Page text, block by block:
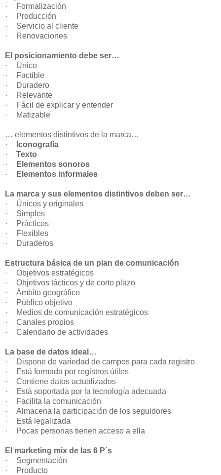
·
Formalización
·
Producción
·
Servicio al cliente
·
Renovaciones
El posicionamiento debe ser…
·
Único
·
Factible
·
Duradero
·
Relevante
·
Fácil de explicar y entender
·
Matizable
… elementos distintivos de la marca…
·
Iconografía
·
Texto
·
Elementos sonoros
·
Elementos informales
La marca y sus elementos distintivos deben ser…
·
Únicos y originales
·
Simples
·
Prácticos
·
Flexibles
·
Duraderos
Estructura básica de un plan de comunicación
·
Objetivos estratégicos
·
Objetivos tácticos y de corto plazo
·
Ámbito geográfico
·
Público objetivo
·
Medios de comunicación estratégicos
·
Canales propios
·
Calendario de actividades
La base de datos ideal…
·
Dispone de variedad de campos para cada registro
·
Está formada por registros útiles
·
Contiene datos actualizados
·
Está soportada por la tecnología adecuada
·
Facilita la comunicación
·
Almacena la participación de los seguidores
·
Está legalizada
·
Pocas personas tienen acceso a ella
El marketing mix de las 6 P´s
·
Segmentación
·
Producto